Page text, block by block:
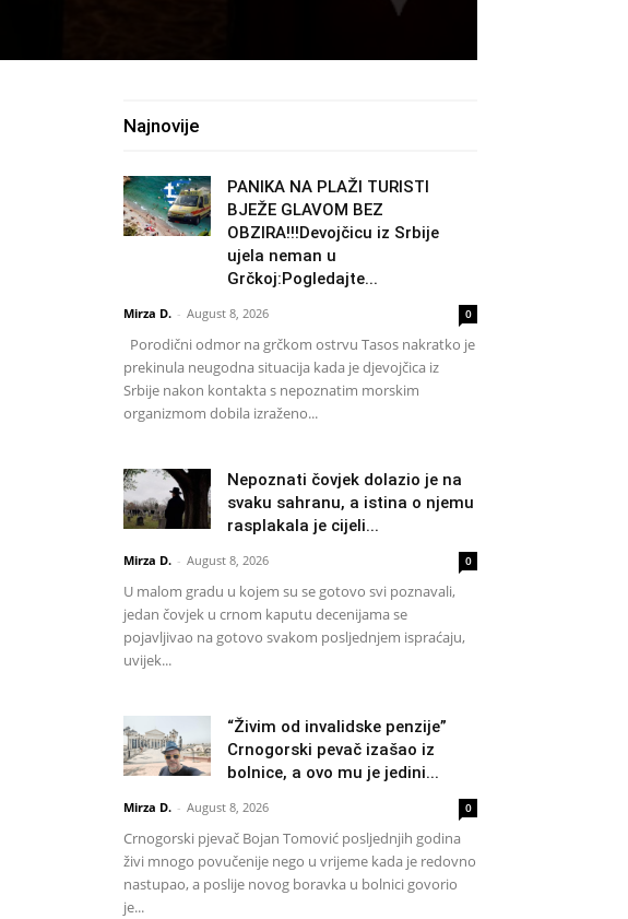
Najnovije
PANIKA NA PLAŽI TURISTI
BJEŽE GLAVOM BEZ
OBZIRA!!!Devojčicu iz Srbije
ujela neman u
Grčkoj:Pogledajte...
Mirza D. - August 8, 2026 0
Porodični odmor na grčkom ostrvu Tasos nakratko je
prekinula neugodna situacija kada je djevojčica iz
Srbije nakon kontakta s nepoznatim morskim
organizmom dobila izraženo...
Nepoznati čovjek dolazio je na
svaku sahranu, a istina o njemu
rasplakala je cijeli...
Mirza D. - August 8, 2026 0
U malom gradu u kojem su se gotovo svi poznavali,
jedan čovjek u crnom kaputu decenijama se
pojavljivao na gotovo svakom posljednjem ispraćaju,
uvijek...
“Živim od invalidske penzije”
Crnogorski pevač izašao iz
bolnice, a ovo mu je jedini...
Mirza D. - August 8, 2026 0
Crnogorski pjevač Bojan Tomović posljednjih godina
živi mnogo povučenije nego u vrijeme kada je redovno
nastupao, a poslije novog boravka u bolnici govorio
je...